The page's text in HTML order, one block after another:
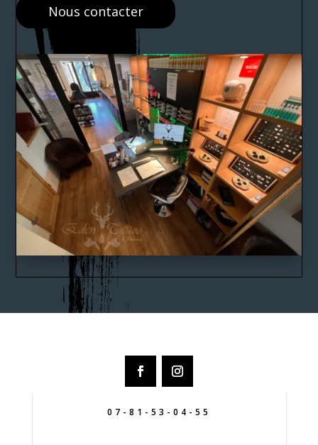
Nous contacter
07-81-53-04-55